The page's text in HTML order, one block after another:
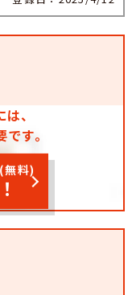
、
す。
無料)